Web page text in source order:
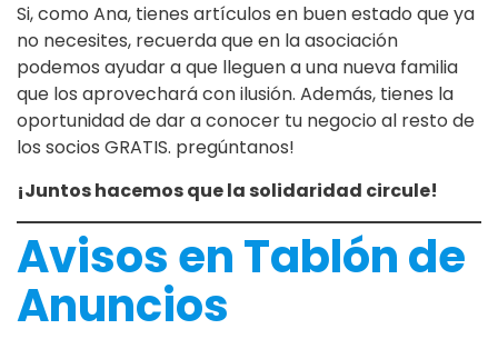
Si, como Ana, tienes artículos en buen estado que ya
no necesites, recuerda que en la asociación
podemos ayudar a que lleguen a una nueva familia
que los aprovechará con ilusión. Además, tienes la
oportunidad de dar a conocer tu negocio al resto de
los socios GRATIS. pregúntanos!
¡Juntos hacemos que la solidaridad circule!
Avisos en Tablón de
Anuncios